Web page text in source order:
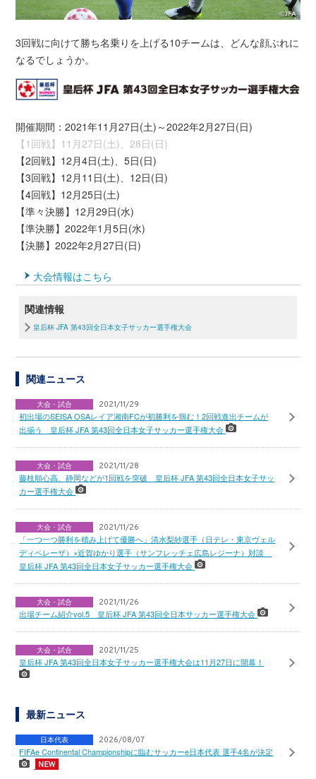
3回戦に向けて勝ち名乗りを上げる10チームは、どんな顔ぶれに
なるでしょうか。
開催期間：2021年11月27日(土)～2022年2月27日(日)
【1回戦】11月27日(土)、28日(日)
【2回戦】12月4日(土)、5日(日)
【3回戦】12月11日(土)、12日(日)
【4回戦】12月25日(土)
【準々決勝】12月29日(水)
【準決勝】2022年1月5日(水)
【決勝】2022年2月27日(日)
大会情報はこちら
関連情報
皇后杯 JFA 第43回全日本女子サッカー選手権大会
関連ニュース
大会・試合 2021/11/29
初出場のSEISA OSAレイア湘南FCが初勝利を掴む！2回戦進出チームが
出揃う 皇后杯 JFA 第43回全日本女子サッカー選手権大会
大会・試合 2021/11/28
藤枝順心高、静岡などが1回戦を突破 皇后杯 JFA 第43回全日本女子サッ
カー選手権大会
大会・試合 2021/11/26
「一つ一つ勝利を積み上げて優勝へ」清水梨紗選手（日テレ・東京ヴェル
ディベレーザ）×近賀ゆかり選手（サンフレッチェ広島レジーナ）対談
皇后杯 JFA 第43回全日本女子サッカー選手権大会
大会・試合 2021/11/26
出場チーム紹介vol.5 皇后杯 JFA 第43回全日本サッカー選手権大会
大会・試合 2021/11/25
皇后杯 JFA 第43回全日本女子サッカー選手権大会は11月27日に開幕！
最新ニュース
日本代表 2026/08/07
FIFAe Continental Championshipに臨むサッカーe日本代表 選手4名が決定